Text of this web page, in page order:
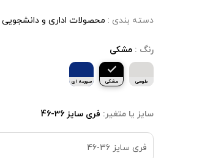
دسته بندی : محصولات اداری و دانشجویی
رنگ : مشکی
طوسی مشکی سورمه ای
سایز یا متغیر: فری سایز 36-46
فری سایز 36-46